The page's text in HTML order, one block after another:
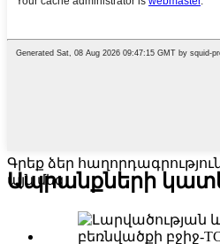
Գրեք ձեր
այն մեզ
Ապրանքների